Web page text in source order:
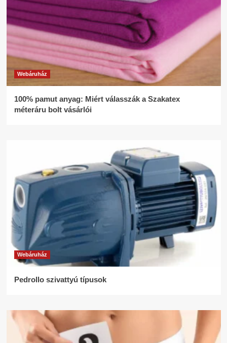
Webáruház
100% pamut anyag: Miért válasszák a Szakatex
méteráru bolt vásárlói
Webáruház
Pedrollo szivattyú típusok